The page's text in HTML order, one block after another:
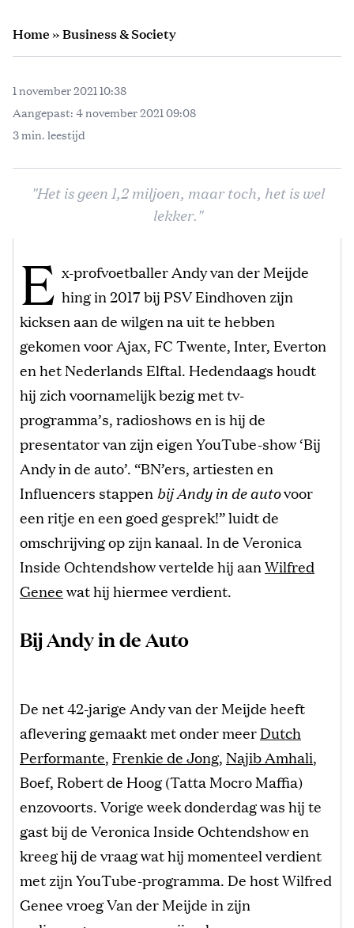
Home»Business & Society
1 november 2021 10:38
Aangepast: 4 november 2021 09:08
3 min. leestijd
"Het is geen 1,2 miljoen, maar toch, het is wel
lekker."
E x-profvoetballer Andy van der Meijde
hing in 2017 bij PSV Eindhoven zijn
kicksen aan de wilgen na uit te hebben
gekomen voor Ajax, FC Twente, Inter, Everton
en het Nederlands Elftal. Hedendaags houdt
hij zich voornamelijk bezig met tv-
programma’s, radioshows en is hij de
presentator van zijn eigen YouTube-show ‘Bij
Andy in de auto’. “BN’ers, artiesten en
Influencers stappen bij Andy in de autovoor
een ritje en een goed gesprek!” luidt de
omschrijving op zijn kanaal. In de Veronica
Inside Ochtendshow vertelde hij aanWilfred
Geneewat hij hiermee verdient.
Bij Andy in de Auto
De net 42-jarige Andy van der Meijde heeft
aflevering gemaakt met onder meerDutch
Performante, Frenkie de Jong, Najib Amhali,
Boef, Robert de Hoog (Tatta Mocro Maffia)
enzovoorts. Vorige week donderdag was hij te
gast bij de Veronica Inside Ochtendshow en
kreeg hij de vraag wat hij momenteel verdient
met zijn YouTube-programma. De host Wilfred
Genee vroeg Van der Meijde in zijn